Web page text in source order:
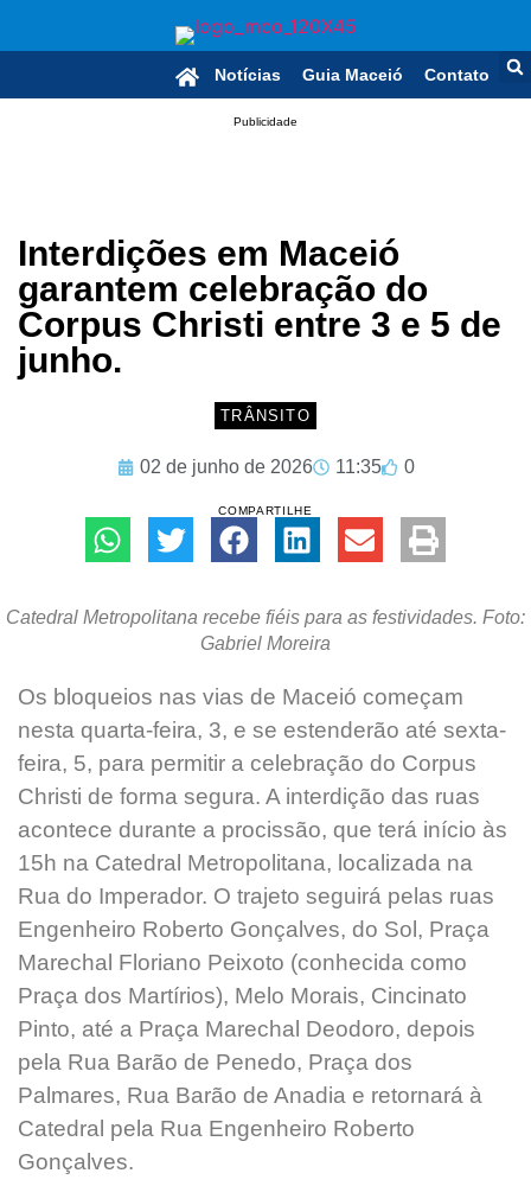
Notícias Guia Maceió Contato
Publicidade
Interdições em Maceió
garantem celebração do
Corpus Christi entre 3 e 5 de
junho.
TRÂNSITO
02 de junho de 2026 11:35 0
COMPARTILHE
Catedral Metropolitana recebe fiéis para as festividades. Foto:
Gabriel Moreira
Os bloqueios nas vias de Maceió começam
nesta quarta-feira, 3, e se estenderão até sexta-
feira, 5, para permitir a celebração do Corpus
Christi de forma segura. A interdição das ruas
acontece durante a procissão, que terá início às
15h na Catedral Metropolitana, localizada na
Rua do Imperador. O trajeto seguirá pelas ruas
Engenheiro Roberto Gonçalves, do Sol, Praça
Marechal Floriano Peixoto (conhecida como
Praça dos Martírios), Melo Morais, Cincinato
Pinto, até a Praça Marechal Deodoro, depois
pela Rua Barão de Penedo, Praça dos
Palmares, Rua Barão de Anadia e retornará à
Catedral pela Rua Engenheiro Roberto
Gonçalves.